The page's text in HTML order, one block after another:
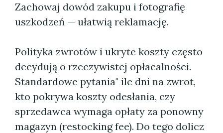
Zachowaj dowód zakupu i fotografię
uszkodzeń — ułatwią reklamację.
Polityka zwrotów i ukryte koszty często
decydują o rzeczywistej opłacalności.
Standardowe pytania" ile dni na zwrot,
kto pokrywa koszty odesłania, czy
sprzedawca wymaga opłaty za ponowny
magazyn (restocking fee). Do tego dolicz